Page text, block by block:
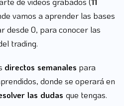
vamos a aprender las bases
desde 0, para conocer las
trading.
directos semanales para
donde se operará en
las dudas que tengas.